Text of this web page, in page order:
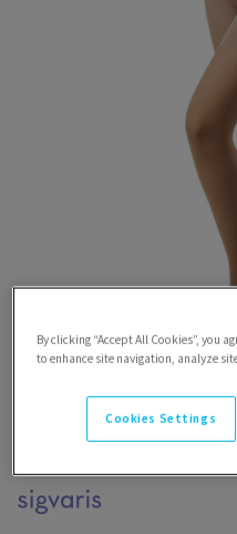
By clicking “Accept All Cookies”, you
to enhance site navigation, analyze
Cookies Settings